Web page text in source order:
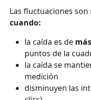
Las fluctuaciones son
cuando:
la caída es de
puntos de la
la caída se
medición
disminuyen las